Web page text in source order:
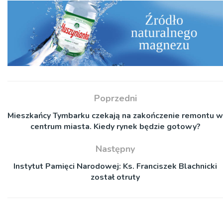
Poprzedni
Mieszkańcy Tymbarku czekają na zakończenie remontu w
centrum miasta. Kiedy rynek będzie gotowy?
Następny
Instytut Pamięci Narodowej: Ks. Franciszek Blachnicki
został otruty